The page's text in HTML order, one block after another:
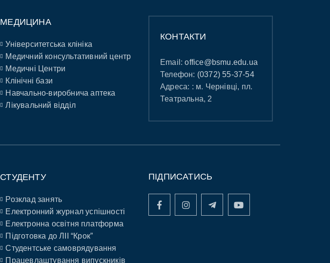
МЕДИЦИНА
Університетська клініка
Медичний консультативний центр
Медичні Центри
Клінічні бази
Навчально-виробнича аптека
Лікувальний відділ
КОНТАКТИ
Email:office@bsmu.edu.ua
Телефон: (0372) 55-37-54
Адреса: : м. Чернівці, пл.
Театральна, 2
СТУДЕНТУ
Розклад занять
Електронний журнал успішності
Електронна освітня платформа
Підготовка до ЛІІ “Крок”
Студентське самоврядування
Працевлаштування випускників
ПІДПИСАТИСЬ